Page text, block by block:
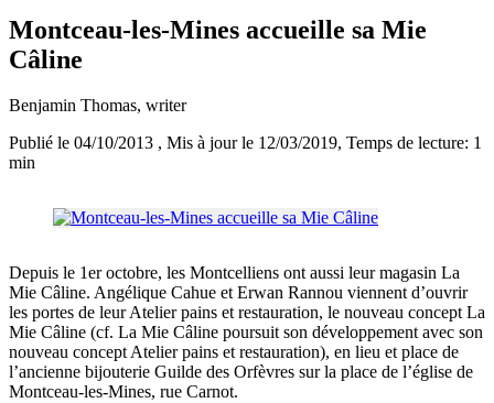
Montceau-les-Mines accueille sa Mie
Câline
Benjamin Thomas, writer
Publié le 04/10/2013 , Mis à jour le 12/03/2019, Temps de lecture: 1
min
Depuis le 1er octobre, les Montcelliens ont aussi leur magasin La
Mie Câline. Angélique Cahue et Erwan Rannou viennent d’ouvrir
les portes de leur Atelier pains et restauration, le nouveau concept La
Mie Câline (cf. La Mie Câline poursuit son développement avec son
nouveau concept Atelier pains et restauration), en lieu et place de
l’ancienne bijouterie Guilde des Orfèvres sur la place de l’église de
Montceau-les-Mines, rue Carnot.